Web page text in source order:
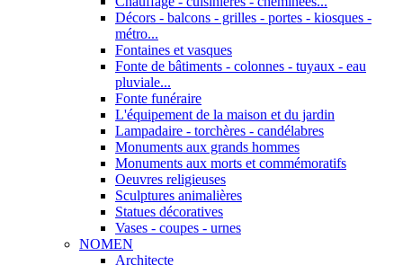
Décors - balcons - grilles - portes - kiosques -
métro...
Fontaines et vasques
Fonte de bâtiments - colonnes - tuyaux - eau
pluviale...
Fonte funéraire
L'équipement de la maison et du jardin
Lampadaire - torchères - candélabres
Monuments aux grands hommes
Monuments aux morts et commémoratifs
Oeuvres religieuses
Sculptures animalières
Statues décoratives
Vases - coupes - urnes
NOMEN
Architecte